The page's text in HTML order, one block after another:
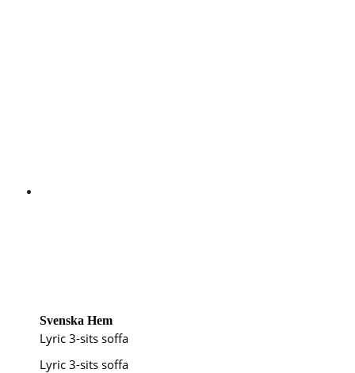
Svenska Hem
Lyric 3-sits soffa
Lyric 3-sits soffa